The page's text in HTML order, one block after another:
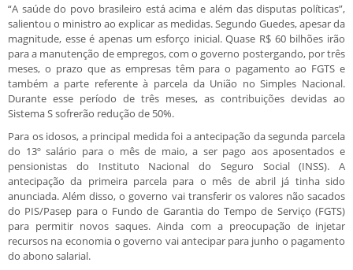
“A saúde do povo brasileiro está acima e além das disputas políticas”,
salientou o ministro ao explicar as medidas. Segundo Guedes, apesar da
magnitude, esse é apenas um esforço inicial. Quase R$ 60 bilhões irão
para a manutenção de empregos, com o governo postergando, por três
meses, o prazo que as empresas têm para o pagamento ao FGTS e
também a parte referente à parcela da União no Simples Nacional.
Durante esse período de três meses, as contribuições devidas ao
Sistema S sofrerão redução de 50%.
Para os idosos, a principal medida foi a antecipação da segunda parcela
do 13º salário para o mês de maio, a ser pago aos aposentados e
pensionistas do Instituto Nacional do Seguro Social (INSS). A
antecipação da primeira parcela para o mês de abril já tinha sido
anunciada. Além disso, o governo vai transferir os valores não sacados
do PIS/Pasep para o Fundo de Garantia do Tempo de Serviço (FGTS)
para permitir novos saques. Ainda com a preocupação de injetar
recursos na economia o governo vai antecipar para junho o pagamento
do abono salarial.